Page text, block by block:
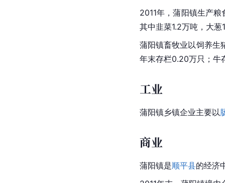
2011年，蒲阳镇生产
其中韭菜1.2万吨，大
蒲阳镇畜牧业以饲养生
年末存栏0.20万只；牛
工业
蒲阳镇乡镇企业主要以
商业
蒲阳镇是顺平县的经济